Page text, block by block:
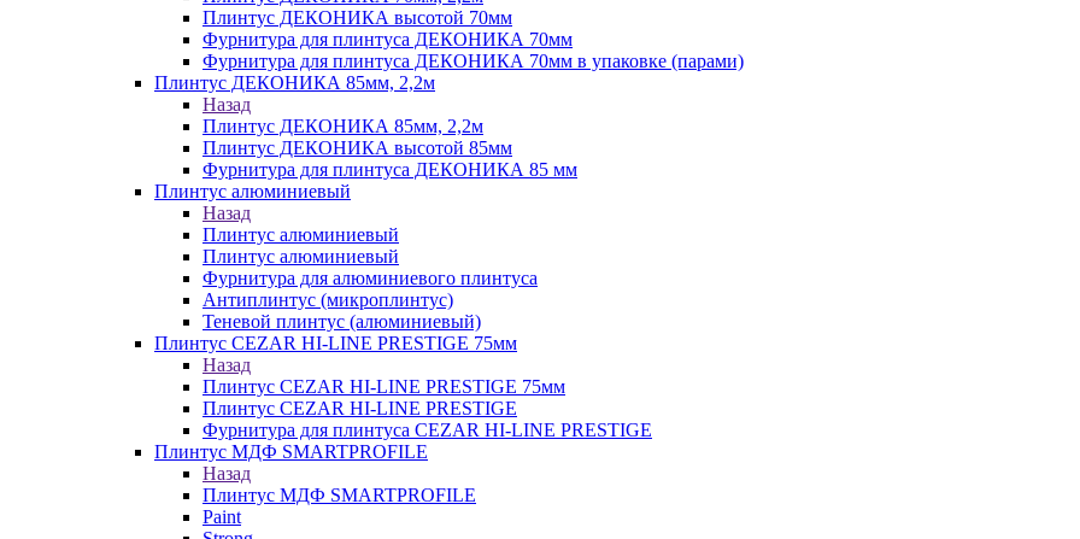
Плинтус ДЕКОНИКА высотой 70мм
Фурнитура для плинтуса ДЕКОНИКА 70мм
Фурнитура для плинтуса ДЕКОНИКА 70мм в упаковке (парами)
Плинтус ДЕКОНИКА 85мм, 2,2м
Назад
Плинтус ДЕКОНИКА 85мм, 2,2м
Плинтус ДЕКОНИКА высотой 85мм
Фурнитура для плинтуса ДЕКОНИКА 85 мм
Плинтус алюминиевый
Назад
Плинтус алюминиевый
Плинтус алюминиевый
Фурнитура для алюминиевого плинтуса
Антиплинтус (микроплинтус)
Теневой плинтус (алюминиевый)
Плинтус CEZAR HI-LINE PRESTIGE 75мм
Назад
Плинтус CEZAR HI-LINE PRESTIGE 75мм
Плинтус CEZAR HI-LINE PRESTIGE
Фурнитура для плинтуса CEZAR HI-LINE PRESTIGE
Плинтус МДФ SMARTPROFILE
Назад
Плинтус МДФ SMARTPROFILE
Paint